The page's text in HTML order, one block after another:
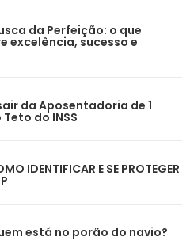
da Perfeição: o que
excelência, sucesso e
da Aposentadoria de 1
do INSS
IDENTIFICAR E SE PROTEGER
está no porão do navio?